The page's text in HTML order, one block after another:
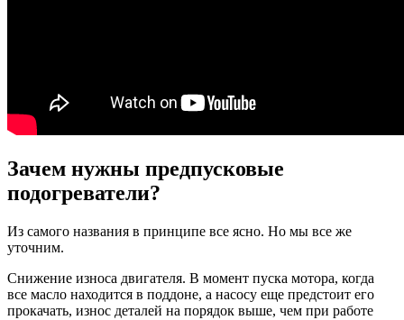
Зачем нужны предпусковые
подогреватели?
Из самого названия в принципе все ясно. Но мы все же
уточним.
Снижение износа двигателя. В момент пуска мотора, когда
все масло находится в поддоне, а насосу еще предстоит его
прокачать, износ деталей на порядок выше, чем при работе